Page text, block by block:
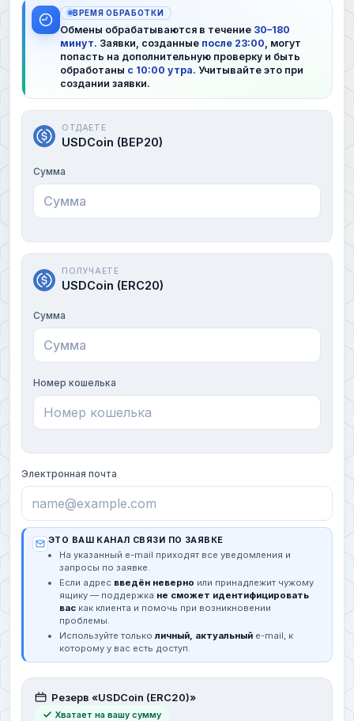
ВРЕМЯ ОБРАБОТКИ
Обмены обрабатываются в течение 30–180
минут. Заявки, созданные после 23:00 , могут
попасть на дополнительную проверку и быть
обработаны с 10:00 утра. Учитывайте это при
создании заявки.
ОТДАЕТЕ
USDCoin (BEP20)
Сумма
ПОЛУЧАЕТЕ
USDCoin (ERC20)
Сумма
Номер кошелька
Электронная почта
ЭТО ВАШ КАНАЛ СВЯЗИ ПО ЗАЯВКЕ
На указанный e-mail приходят все уведомления и
запросы по заявке.
Если адрес введён неверно или принадлежит чужому
ящику — поддержка не сможет идентифицировать
вас как клиента и помочь при возникновении
проблемы.
Используйте тольколичный, актуальный e-mail, к
которому у вас есть доступ.
Резерв «USDCoin (ERC20)»
Хватает на вашу сумму